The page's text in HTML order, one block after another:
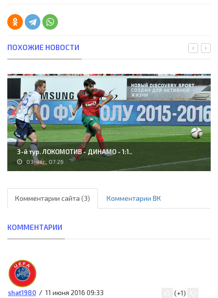
ПОХОЖИЕ НОВОСТИ
3-й тур. ЛОКОМОТИВ - ДИНАМО - 1:1..
03-авг, 07:26
Комментарии сайта (3) Комментарии ВК
КОММЕНТАРИИ
shat1980 11 июня 2016 09:33 (+1)